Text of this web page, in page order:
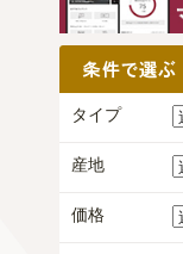
タイプ
産地
価格